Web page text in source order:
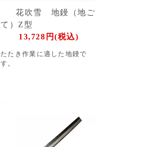
花吹雪 地鏝（地ご
て）Z型
13,728円(税込)
たたき作業に適した地鏝で
す。